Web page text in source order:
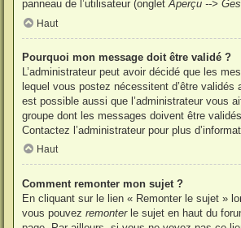
panneau de l’utilisateur (ongletAperçu -->
Haut
Pourquoi mon message doit être validé ?
L’administrateur peut avoir décidé que les
lequel vous postez nécessitent d’être validés
est possible aussi que l’administrateur vous
groupe dont les messages doivent être validés
Contactez l’administrateur pour plus
Haut
Comment remonter mon sujet ?
En cliquant sur le lien « Remonter le sujet »
vous pouvez remonterle sujet en haut du